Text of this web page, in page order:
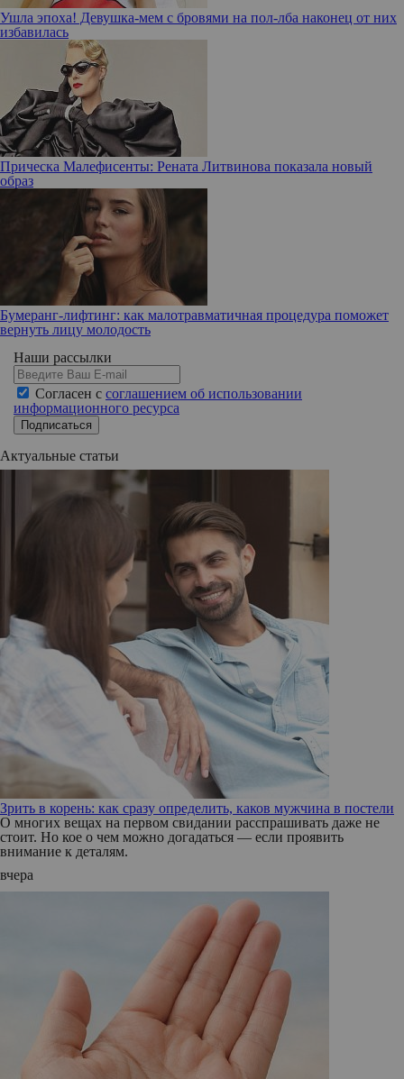
Ушла эпоха! Девушка-мем с бровями на пол-лба наконец от них
избавилась
Прическа Малефисенты: Рената Литвинова показала новый
образ
Бумеранг-лифтинг: как малотравматичная процедура поможет
вернуть лицу молодость
Наши рассылки
Согласен с соглашением об использовании
информационного ресурса
Подписаться
Актуальные статьи
Зрить в корень: как сразу определить, каков мужчина в постели
О многих вещах на первом свидании расспрашивать даже не
стоит. Но кое о чем можно догадаться — если проявить
внимание к деталям.
вчера